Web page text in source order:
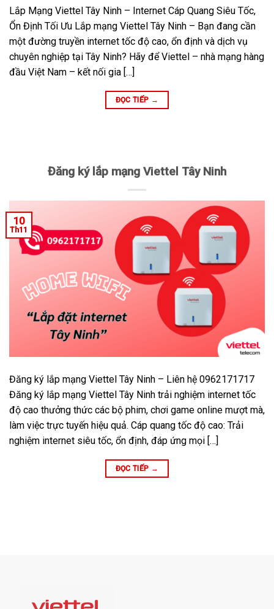
Lắp Mạng Viettel Tây Ninh – Internet Cáp Quang Siêu Tốc,
Ổn Định Tối Ưu Lắp mạng Viettel Tây Ninh – Bạn đang cần
một đường truyền internet tốc độ cao, ổn định và dịch vụ
chuyên nghiệp tại Tây Ninh? Hãy để Viettel – nhà mạng hàng
đầu Việt Nam – kết nối gia […]
ĐỌC TIẾP →
Đăng ký lắp mạng Viettel Tây Ninh
10
Th11
Đăng ký lắp mạng Viettel Tây Ninh – Liên hệ 0962171717
Đăng ký lắp mạng Viettel Tây Ninh trải nghiệm internet tốc
độ cao thưởng thức các bộ phim, chơi game online mượt mà,
làm việc trực tuyến hiệu quả. Cáp quang tốc độ cao: Trải
nghiệm internet siêu tốc, ổn định, đáp ứng mọi […]
ĐỌC TIẾP →